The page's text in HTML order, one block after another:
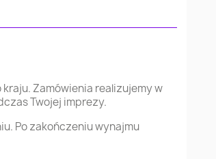
Zamówienia realizujemy w
Twojej imprezy.
Po zakończeniu wynajmu